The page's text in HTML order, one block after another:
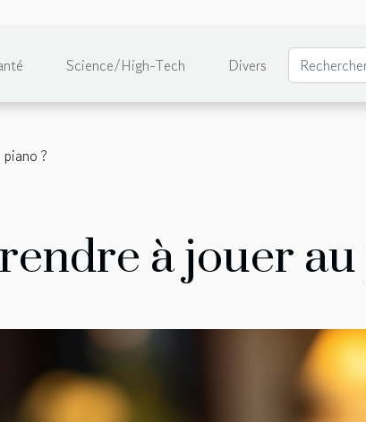
Science/High-Tech Divers
?
à jouer au